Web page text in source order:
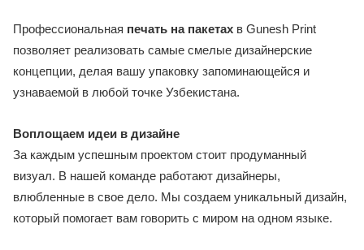
Профессиональная печать на пакетах в Gunesh Print
позволяет реализовать самые смелые дизайнерские
концепции, делая вашу упаковку запоминающейся и
узнаваемой в любой точке Узбекистана.
Воплощаем идеи в дизайне
За каждым успешным проектом стоит продуманный
визуал. В нашей команде работают дизайнеры,
влюбленные в свое дело. Мы создаем уникальный дизайн,
который помогает вам говорить с миром на одном языке.